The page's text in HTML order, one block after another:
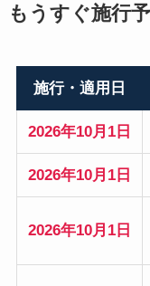
もうすぐ施行
施行・適用日
2026年10月1日
2026年10月1日
2026年10月1日